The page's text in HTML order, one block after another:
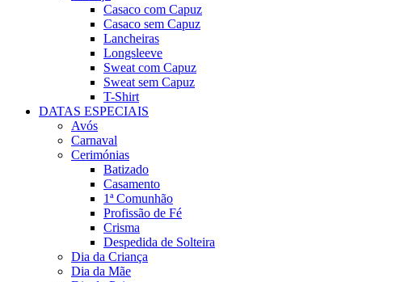
Casaco com Capuz
Casaco sem Capuz
Lancheiras
Longsleeve
Sweat com Capuz
Sweat sem Capuz
T-Shirt
DATAS ESPECIAIS
Avós
Carnaval
Cerimónias
Batizado
Casamento
1ª Comunhão
Profissão de Fé
Crisma
Despedida de Solteira
Dia da Criança
Dia da Mãe